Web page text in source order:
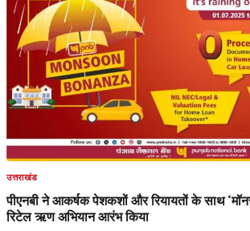
उत्तराखंड
पीएनबी ने आकर्षक पेशकशों और रियायतों के साथ
रिटेल ऋण अभियान आरंभ किया